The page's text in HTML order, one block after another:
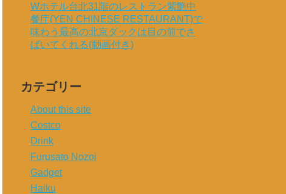
Wホテル台北31階のレストラン紫艶中
餐庁(YEN CHINESE RESTAURANT)で
味わう最高の北京ダックは目の前でさ
ばいてくれる(動画付き)
カテゴリー
About this site
Costco
Drink
Furusato Nozoi
Gadget
Haiku